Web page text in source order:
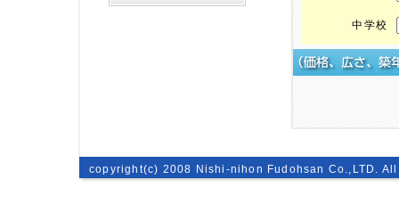
中学校
copyright(c) 2008 Nishi-nihon Fudohsan Co.,LTD.